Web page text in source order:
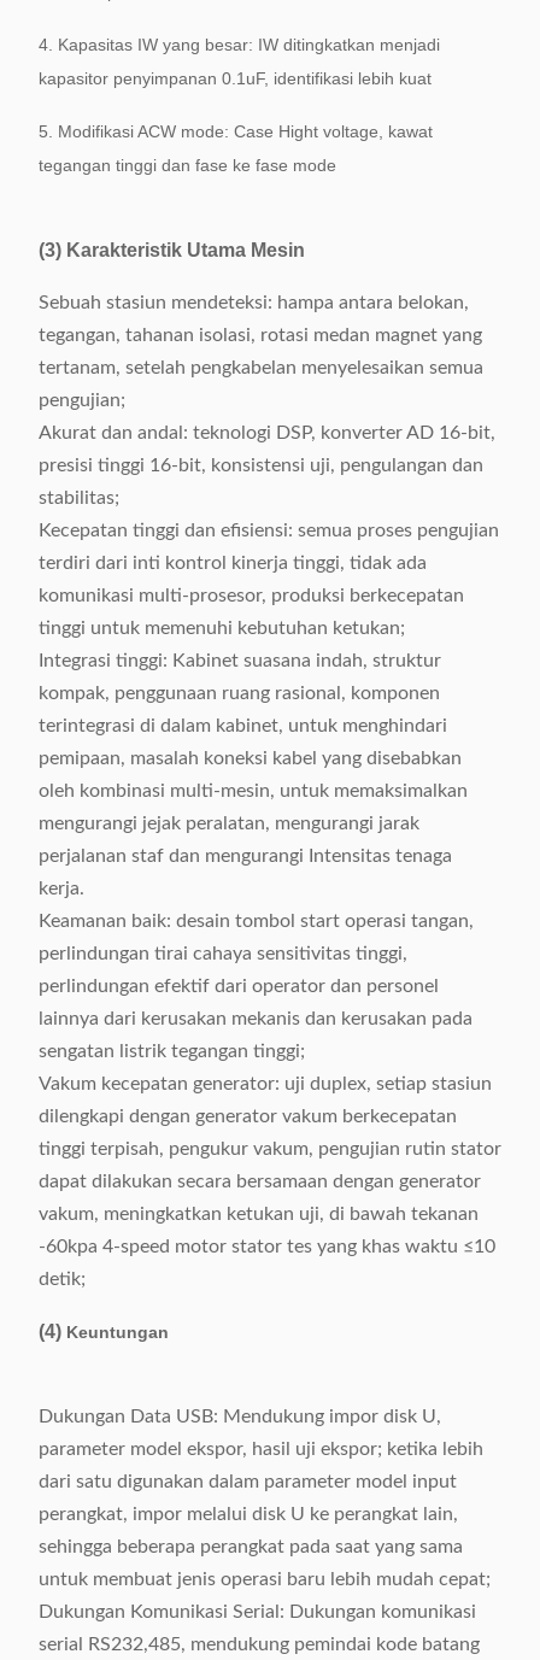
4. Kapasitas IW yang besar: IW ditingkatkan menjadi
kapasitor penyimpanan 0.1uF, identifikasi lebih kuat
5. Modifikasi ACW mode: Case Hight voltage, kawat
tegangan tinggi dan fase ke fase mode
(3) Karakteristik Utama Mesin
Sebuah stasiun mendeteksi: hampa antara belokan,
tegangan, tahanan isolasi, rotasi medan magnet yang
tertanam, setelah pengkabelan menyelesaikan semua
pengujian;
Akurat dan andal: teknologi DSP, konverter AD 16-bit,
presisi tinggi 16-bit, konsistensi uji, pengulangan dan
stabilitas;
Kecepatan tinggi dan efisiensi: semua proses pengujian
terdiri dari inti kontrol kinerja tinggi, tidak ada
komunikasi multi-prosesor, produksi berkecepatan
tinggi untuk memenuhi kebutuhan ketukan;
Integrasi tinggi: Kabinet suasana indah, struktur
kompak, penggunaan ruang rasional, komponen
terintegrasi di dalam kabinet, untuk menghindari
pemipaan, masalah koneksi kabel yang disebabkan
oleh kombinasi multi-mesin, untuk memaksimalkan
mengurangi jejak peralatan, mengurangi jarak
perjalanan staf dan mengurangi Intensitas tenaga
kerja.
Keamanan baik: desain tombol start operasi tangan,
perlindungan tirai cahaya sensitivitas tinggi,
perlindungan efektif dari operator dan personel
lainnya dari kerusakan mekanis dan kerusakan pada
sengatan listrik tegangan tinggi;
Vakum kecepatan generator: uji duplex, setiap stasiun
dilengkapi dengan generator vakum berkecepatan
tinggi terpisah, pengukur vakum, pengujian rutin stator
dapat dilakukan secara bersamaan dengan generator
vakum, meningkatkan ketukan uji, di bawah tekanan
-60kpa 4-speed motor stator tes yang khas waktu ≤10
detik;
(4) Keuntungan
Dukungan Data USB: Mendukung impor disk U,
parameter model ekspor, hasil uji ekspor; ketika lebih
dari satu digunakan dalam parameter model input
perangkat, impor melalui disk U ke perangkat lain,
sehingga beberapa perangkat pada saat yang sama
untuk membuat jenis operasi baru lebih mudah cepat;
Dukungan Komunikasi Serial: Dukungan komunikasi
serial RS232,485, mendukung pemindai kode batang